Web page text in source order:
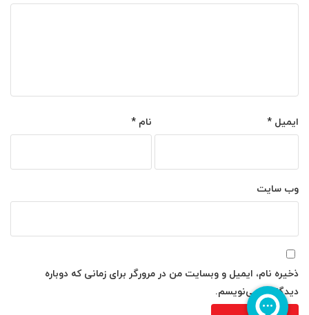
نام* ایمیل*
وب‌ سایت
ذخیره نام، ایمیل و وبسایت من در مرورگر برای زمانی که دوباره
دیدگاهی می‌نویسم.